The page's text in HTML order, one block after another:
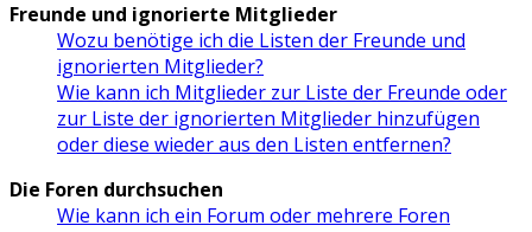
Freunde und ignorierte Mitglieder
Wozu benötige ich die Listen der Freunde und
ignorierten Mitglieder?
Wie kann ich Mitglieder zur Liste der Freunde oder
zur Liste der ignorierten Mitglieder hinzufügen
oder diese wieder aus den Listen entfernen?
Die Foren durchsuchen
Wie kann ich ein Forum oder mehrere Foren